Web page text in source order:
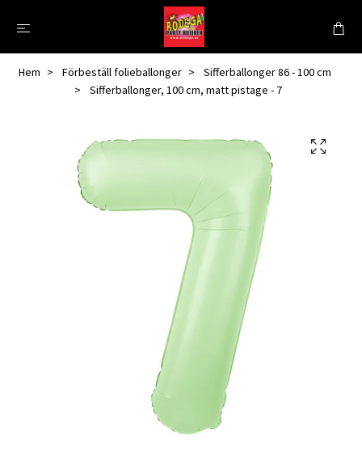
Hem Förbeställ folieballonger
Sifferballonger 86 - 100 cm
Sifferballonger, 100 cm, matt pistage - 7